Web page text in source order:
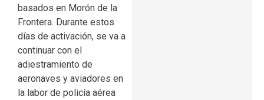
basados en Morón de la
Frontera. Durante estos
días de activación, se va a
continuar con el
adiestramiento de
aeronaves y aviadores en
la labor de policía aérea